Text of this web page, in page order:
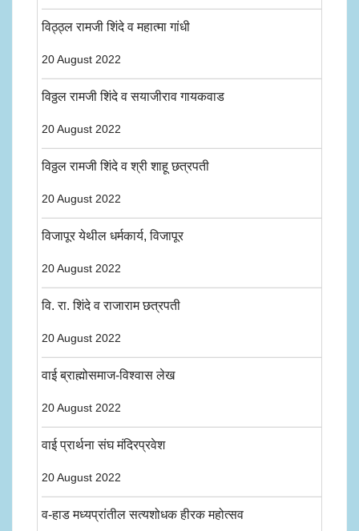
विठ्ठ्ल रामजी शिंदे व महात्मा गांधी
20 August 2022
विठ्ठल रामजी शिंदे व सयाजीराव गायकवाड
20 August 2022
विठ्ठल रामजी शिंदे व श्री शाहू छत्रपती
20 August 2022
विजापूर येथील धर्मकार्य, विजापूर
20 August 2022
वि. रा. शिंदे व राजाराम छत्रपती
20 August 2022
वाई ब्राह्मोसमाज-विश्वास लेख
20 August 2022
वाई प्रार्थना संघ मंदिरप्रवेश
20 August 2022
व-हाड मध्यप्रांतील सत्यशोधक हीरक महोत्सव